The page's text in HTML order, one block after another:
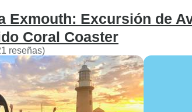
Exmouth: Excursión de
Coral Coaster
reseñas)